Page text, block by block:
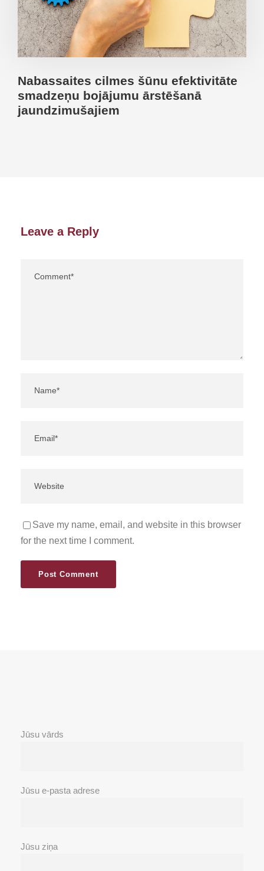
Nabassaites cilmes šūnu efektivitāte
smadzeņu bojājumu ārstēšanā
jaundzimušajiem
Leave a Reply
Save my name, email, and website in this browser
for the next time I comment.
Jūsu vārds
Jūsu e-pasta adrese
Jūsu ziņa